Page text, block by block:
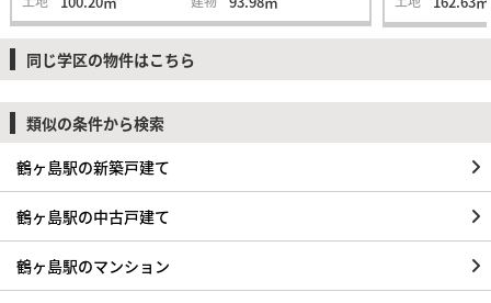
同じ学区の物件はこちら
類似の条件から検索
鶴ヶ島駅の新築戸建て
鶴ヶ島駅の中古戸建て
鶴ヶ島駅のマンション